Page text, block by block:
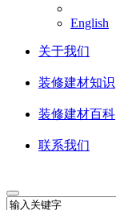
English
关于我们
装修建材知识
装修建材百科
联系我们